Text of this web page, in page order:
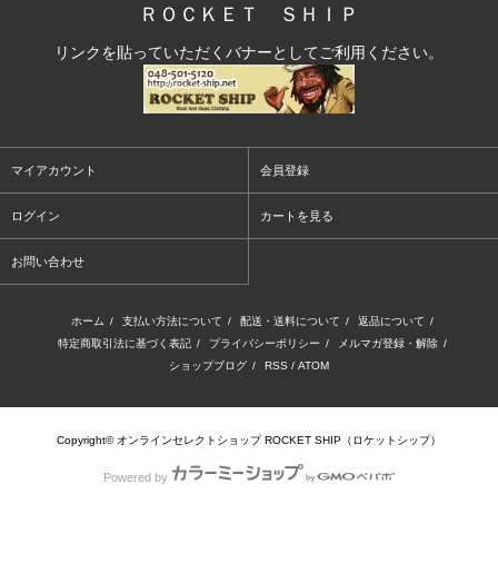
ＲＯＣＫＥＴ ＳＨＩＰ
リンクを貼っていただくバナーとしてご利用ください。
マイアカウント 会員登録
ログイン カートを見る
お問い合わせ
ホーム / 支払い方法について / 配送・送料について / 返品について /
特定商取引法に基づく表記 / プライバシーポリシー / メルマガ登録・解除 /
ショップブログ / RSS / ATOM
Copyright© オンラインセレクトショップ ROCKET SHIP（ロケットシップ）
Powered by